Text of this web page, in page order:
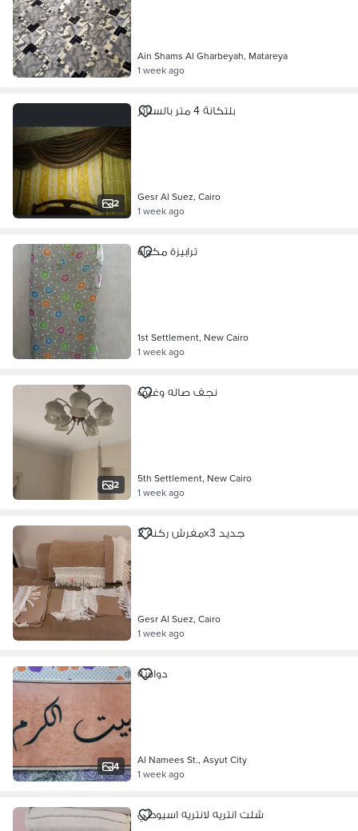
Ain Shams Al Gharbeyah, Matareya
1 week ago
2
بلتكانة 4 متر بالستائر
Gesr Al Suez, Cairo
1 week ago
ترابيزة مكواة
1st Settlement, New Cairo
1 week ago
2
نجف صاله وغرف
5th Settlement, New Cairo
1 week ago
مفرش ركنة 2x3 جديد
Gesr Al Suez, Cairo
1 week ago
4
دواسة
Al Namees St., Asyut City
1 week ago
شلت انتريه لانتريه اسيوطي